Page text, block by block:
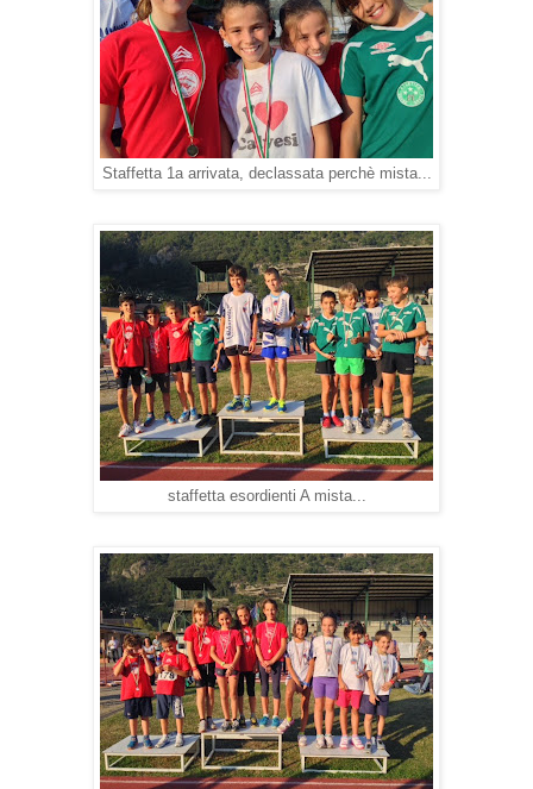
Staffetta 1a arrivata, declassata perchè mista...
staffetta esordienti A mista...